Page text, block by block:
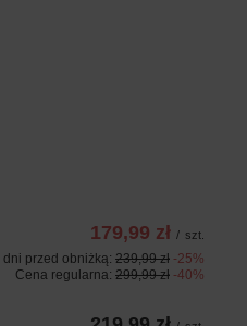
179,99 zł / szt.
przed obniżką: 239,99 zł -25%
Cena regularna: 299,99 zł -40%